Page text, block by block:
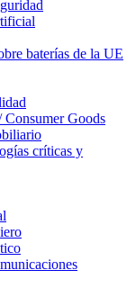
baterías de la UE
Consumer Goods
críticas y